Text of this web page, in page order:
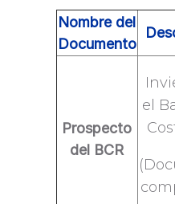
Nombre del
Documento
Prospecto
del BCR
el